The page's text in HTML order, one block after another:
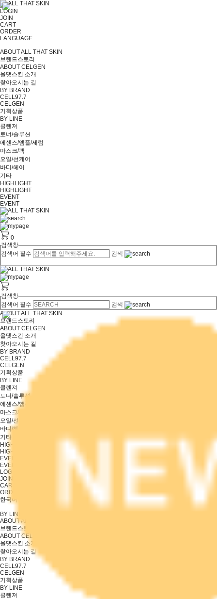
LOGIN
JOIN
CART
ORDER
LANGUAGE
ABOUT ALL THAT SKIN
브랜드스토리
ABOUT CELGEN
올댓스킨 소개
찾아오시는 길
BY BRAND
CELL97.7
CELGEN
기획상품
BY LINE
클렌져
토너/솔루션
에센스/앰플/세럼
마스크/팩
오일/선케어
바디/헤어
기타
HIGHLIGHT
HIGHLIGHT
EVENT
EVENT
0
검색창
검색어 필수
검색
검색창
검색어 필수
검색
ABOUT ALL THAT SKIN
브랜드스토리
ABOUT CELGEN
올댓스킨 소개
찾아오시는 길
BY BRAND
CELL97.7
CELGEN
기획상품
BY LINE
클렌져
토너/솔루션
에센스/앰플/세럼
마스크/팩
오일/선케어
바디/헤어
기타
HIGHLIGHT
HIGHLIGHT
EVENT
EVENT
LOGIN
JOIN
CART
ORDER
한국어
BY LINE
ABOUT ALL THAT SKIN
브랜드스토리
ABOUT CELGEN
올댓스킨 소개
찾아오시는 길
BY BRAND
CELL97.7
CELGEN
기획상품
BY LINE
클렌져